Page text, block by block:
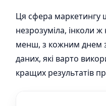
Ця сфера маркетингу
незрозуміла, інколи
менш, з кожним днем
даних, які варто
кращих результатів